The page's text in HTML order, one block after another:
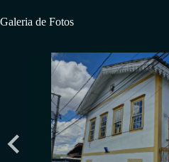
Galeria de Fotos